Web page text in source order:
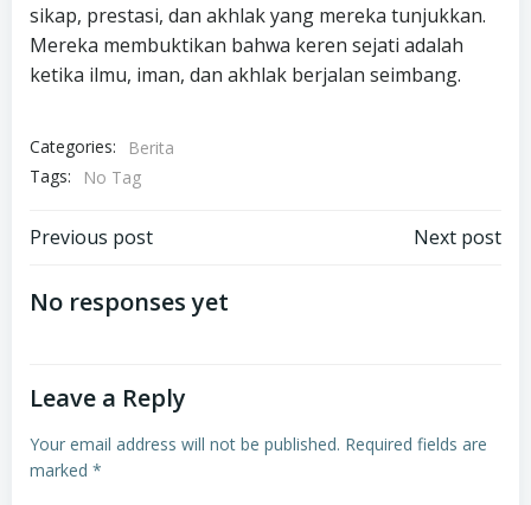
sikap, prestasi, dan akhlak yang mereka tunjukkan.
Mereka membuktikan bahwa keren sejati adalah
ketika ilmu, iman, dan akhlak berjalan seimbang.
Categories:
Berita
Tags:
No Tag
Post
navigation
Previous post Next post
No responses yet
Leave a Reply
Your email address will not be published. Required fields are
marked *